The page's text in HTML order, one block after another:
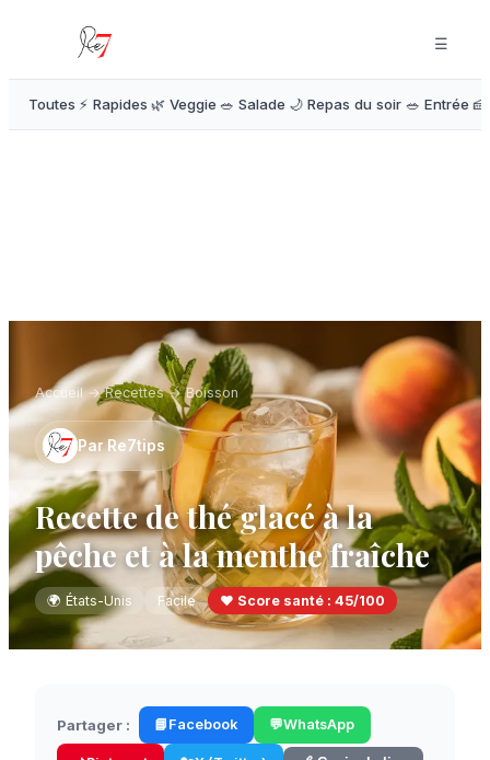
☰
Toutes ⚡ Rapides 🌿 Veggie 🥗 Salade 🌙 Repas du soir 🥗 Entrée
Accueil→ Recettes→Boisson
ParRe7tips
Recette de thé glacé à la
pêche et à la menthe fraîche
🌍États-Unis Facile ❤️ Score santé : 45/100
Partager : 📘 Facebook 💬WhatsApp